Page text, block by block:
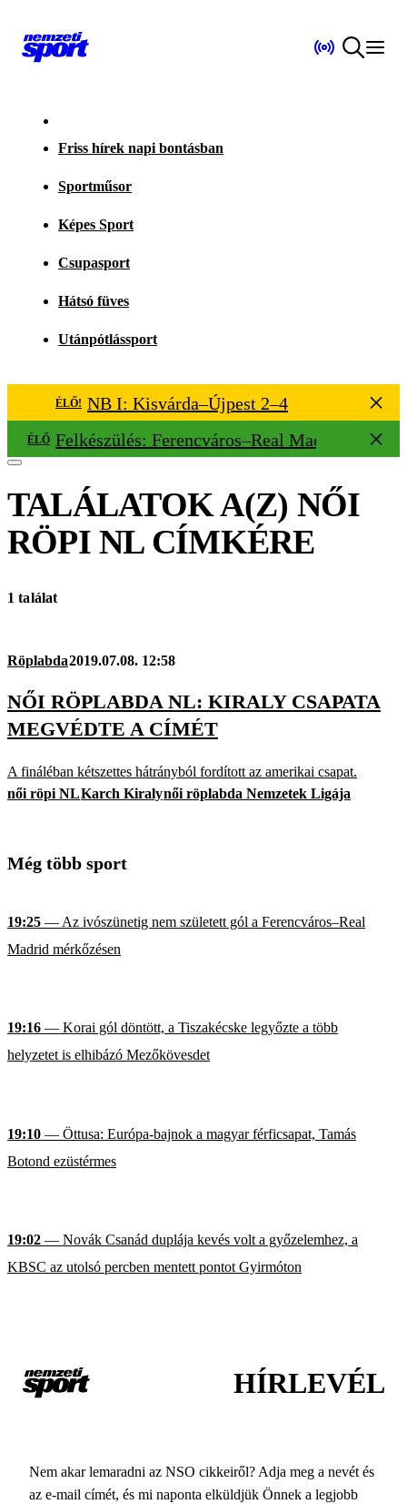
Friss hírek napi bontásban
Sportműsor
Képes Sport
Csupasport
Hátsó füves
Utánpótlássport
ÉLŐ! NB I: Kisvárda–Újpest 2–4
ÉLŐ Felkészülés: Ferencváros–Real Madrid 0–0
TALÁLATOK A(Z) NŐI
RÖPI NLCÍMKÉRE
1 találat
Röplabda2019.07.08. 12:58
NŐI RÖPLABDA NL: KIRALY CSAPATA
MEGVÉDTE A CÍMÉT
A fináléban kétszettes hátrányból fordított az amerikai csapat.
női röpi NLKarch Kiralynői röplabda Nemzetek Ligája
Még több sport
19:25 — Az ivószünetig nem született gól a Ferencváros–Real
Madrid mérkőzésen
19:16 — Korai gól döntött, a Tiszakécske legyőzte a több
helyzetet is elhibázó Mezőkövesdet
19:10 — Öttusa: Európa-bajnok a magyar férficsapat, Tamás
Botond ezüstérmes
19:02 — Novák Csanád duplája kevés volt a győzelemhez, a
KBSC az utolsó percben mentett pontot Gyirmóton
HÍRLEVÉL
Nem akar lemaradni az NSO cikkeiről? Adja meg a nevét és
az e-mail címét, és mi naponta elküldjük Önnek a legjobb